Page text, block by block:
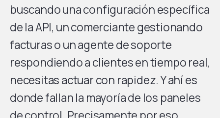
buscando una configuración específica
de la API, un comerciante gestionando
facturas o un agente de soporte
respondiendo a clientes en tiempo real,
necesitas actuar con rapidez. Y ahí es
donde fallan la mayoría de los paneles